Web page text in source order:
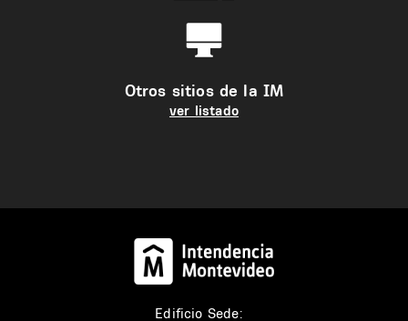
Otros sitios de la IM
ver listado
Edificio Sede: